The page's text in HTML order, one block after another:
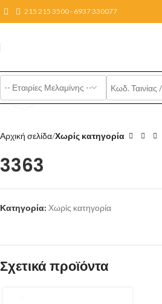
215 215 3500 - 6937 330077
Click to enlarge
Αρχική σελίδα Χωρίς κατηγορία
3363
Κατηγορία: Χωρίς κατηγορία
Σχετικά προϊόντα